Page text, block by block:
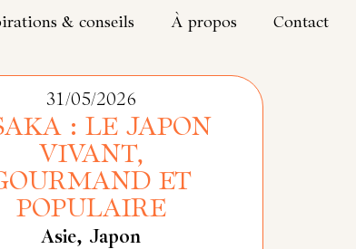
& conseils À propos Contact
31/05/2026
: LE JAPON
VIVANT,
ET
POPULAIRE
Asie, Japon